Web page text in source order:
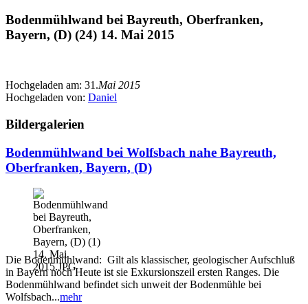
Bodenmühlwand bei Bayreuth, Oberfranken,
Bayern, (D) (24) 14. Mai 2015
Hochgeladen am: 31.Mai 2015
Hochgeladen von: Daniel
Bildergalerien
Bodenmühlwand bei Wolfsbach nahe Bayreuth,
Oberfranken, Bayern, (D)
Die Bodenmühlwand: Gilt als klassischer, geologischer Aufschluß
in Bayern noch Heute ist sie Exkursionszeil ersten Ranges. Die
Bodenmühlwand befindet sich unweit der Bodenmühle bei
Wolfsbach...mehr